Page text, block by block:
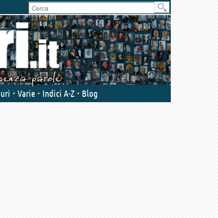
User
area
Varie Indici A-Z Blog